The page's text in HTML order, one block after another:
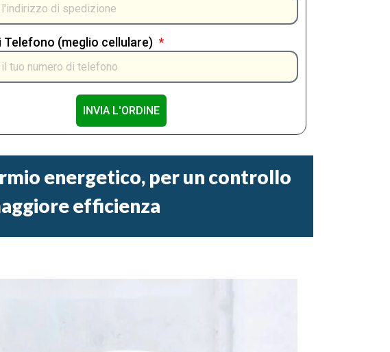
Telefono (meglio cellulare)
INVIA L'ORDINE
energetico, per un controllo
efficienza